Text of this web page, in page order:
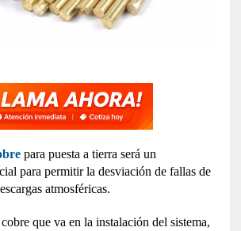
para puesta a tierra será un
para permitir la desviación de fallas de
atmosféricas.
que va en la instalación del sistema,